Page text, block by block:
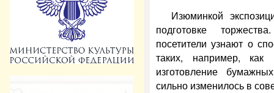
Изюминкой
подготовке
посетители узнают о
таких, например,
изготовление
сильно изменилось в